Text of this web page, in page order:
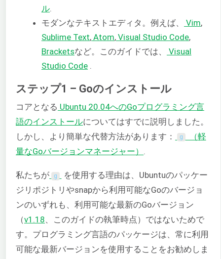
ル.
モダンなテキストエディタ。例えば、
Vim,
Sublime Text, Atom, Visual Studio Code,
Bracketsなど。このガイドでは、
Visual
Studio Code .
ステップ1 – Goのインストール
コアとなる Ubuntu 20.04へのGoプログラミング言
語のインストールについてはすでに説明しました。
しかし、より簡単な代替方法があります：
g （軽
量なGoバージョンマネージャー）
私たちが g
を使用する理由は、Ubuntuのパッケー
ジリポジトリやsnapから利用可能なGoのバージョ
ンのいずれも、利用可能な最新のGoバージョン
（v1.18、このガイドの執筆時点）ではないためで
す。プログラミング言語のパッケージは、常に利用
可能な最新バージョンを使用することをお勧めしま